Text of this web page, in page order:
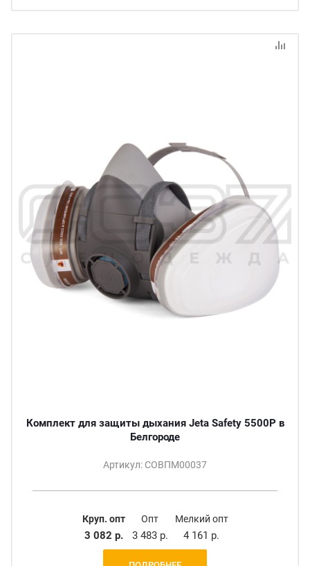
Комплект для защиты дыхания Jeta Safety 5500P в
Белгороде
Артикул: СОВПМ00037
Круп. опт
3 082 р.
Опт
3 483 р.
Мелкий опт
4 161 р.